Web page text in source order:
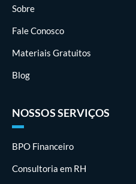
Sobre
Fale Conosco
Materiais Gratuitos
Blog
NOSSOS SERVIÇOS
BPO Financeiro
Consultoria em RH